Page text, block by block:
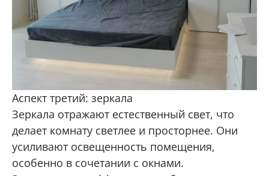
Аспект третий: зеркала
Зеркала отражают естественный свет, что
делает комнату светлее и просторнее. Они
усиливают освещенность помещения,
особенно в сочетании с окнами.